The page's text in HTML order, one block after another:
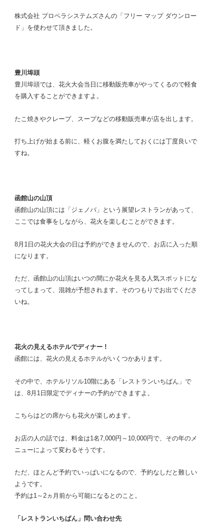
株式会社 プロペラシステムズさんの「フリー マップ ダウンロー
ド」を使わせて頂きました。
豊川埠頭
豊川埠頭では、花火大会当日に移動販売車がやってくるので軽食
を購入することができますよ。
たこ焼きやクレープ、スープなどの移動販売車が店を出します。
打ち上げが始まる前に、軽くお腹を満たしておくには丁度良いで
すね。
函館山の山頂
函館山の山頂には「ジェノバ」という展望レストランがあって、
ここでは食事をしながら、花火を楽しむことができます。
8月1日の花火大会の日は予約ができませんので、お店に入った順
になります。
ただ、函館山の山頂はいつの間にか花火を見る人気スポットにな
ってしまって、混雑が予想されます。 そのつもりでお出でくださ
いね。
花火の見えるホテルでディナー !
函館には、花火の見えるホテルがいくつかあります。
その中で、ホテルリソル10階にある「レストランいちばん」で
は、8月1日限定でディナーの予約ができますよ。
こちらはどの席からも花火が楽しめます。
お店の人の話では、料金は1名7,000円～10,000円で、その年のメ
ニューによって変わるそうです。
ただ、ほとんど予約でいっぱいになるので、予約なしだと難しい
ようです。
予約は1～2ヵ月前から可能になるとのこと。
「レストランいちばん」問い合わせ先